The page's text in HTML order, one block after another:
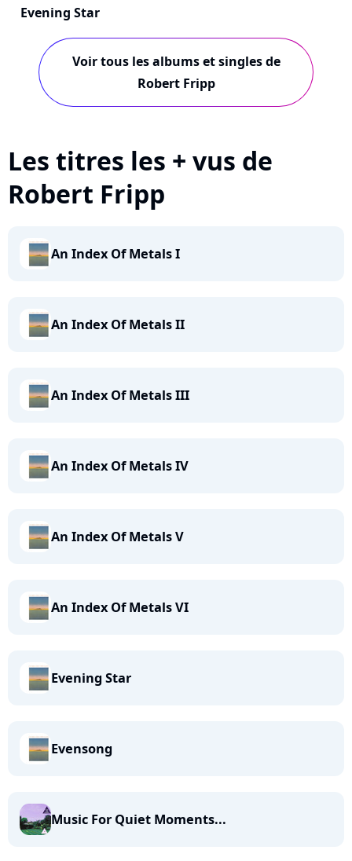
Evening Star
Voir tous les albums et singles de
Robert Fripp
Les titres les + vus de
Robert Fripp
An Index Of Metals I
An Index Of Metals II
An Index Of Metals III
An Index Of Metals IV
An Index Of Metals V
An Index Of Metals VI
Evening Star
Evensong
Music For Quiet Moments...